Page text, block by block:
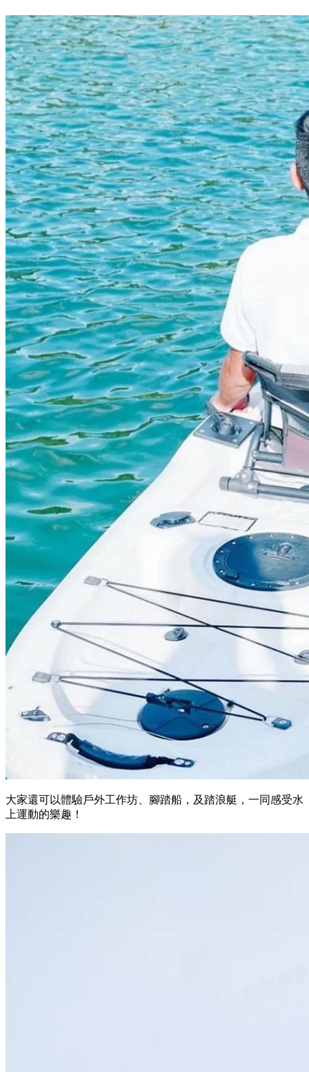
大家還可以體驗戶外工作坊、腳踏船，及踏浪艇，一同感受水
上運動的樂趣！